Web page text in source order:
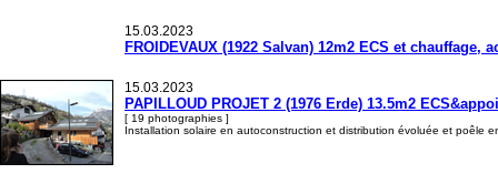
15.03.2023
FROIDEVAUX (1922 Salvan) 12m2 ECS et chauffage,
15.03.2023
PAPILLOUD PROJET 2 (1976 Erde) 13.5m2
[ 19 photographies ]
Installation solaire en autoconstruction et distribution évoluée et poêle